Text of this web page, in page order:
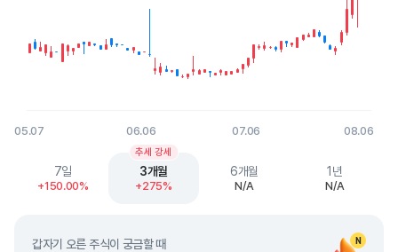
05.07 06.06 07.06 08.06
End of interactive chart.
7일
+150.00%
3개월
+275%
추세 강세
6개월
N/A
1년
N/A
N
갑자기 오른 주식이 궁금할 때